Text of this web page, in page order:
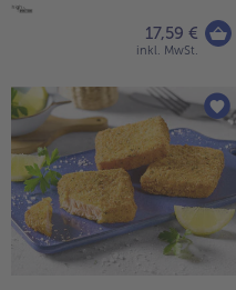
17,59 €
inkl. MwSt.